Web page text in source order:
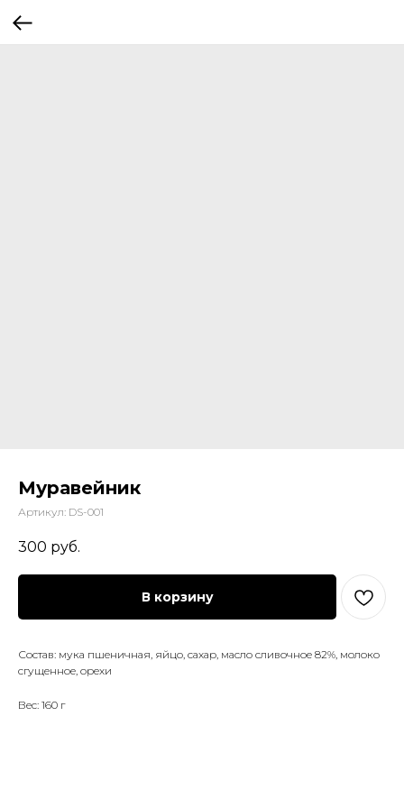
Муравейник
Артикул: DS-001
300 руб.
В корзину
Состав: мука пшеничная, яйцо, сахар, масло сливочное 82%, молоко
сгущенное, орехи
Вес: 160 г